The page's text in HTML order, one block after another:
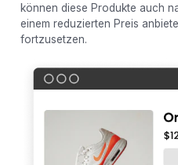
können diese Produkte auch
einem reduzierten Preis
fortzusetzen.